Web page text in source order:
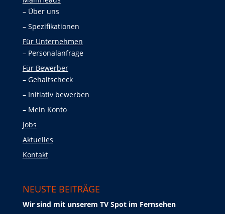
Über uns
Spezifikationen
Für Unternehmen
Personalanfrage
Für Bewerber
Gehaltscheck
Initiativ bewerben
Mein Konto
Jobs
Aktuelles
Kontakt
NEUSTE BEITRÄGE
Wir sind mit unserem TV Spot im Fernsehen